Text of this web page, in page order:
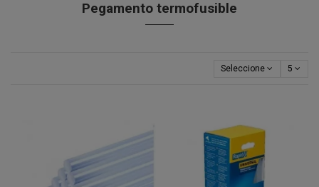
Pegamento termofusible
Seleccione 5